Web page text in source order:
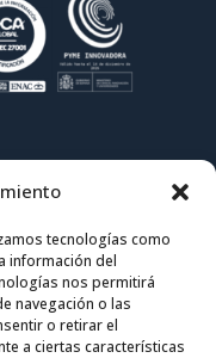
tecnologías como
información del
nos permitirá
navegación o las
o retirar el
a ciertas características